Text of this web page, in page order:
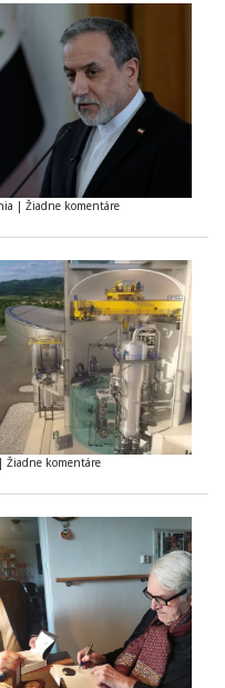
| Žiadne komentáre
| Žiadne komentáre